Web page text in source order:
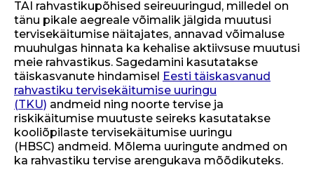
k
TAI rahvastikupõhised seireuuringud, milledel on
tänu pikale aegreale võimalik jälgida muutusi
tervisekäitumise näitajates, annavad võimaluse
muuhulgas hinnata ka kehalise aktiivsuse muutusi
meie rahvastikus. Sagedamini kasutatakse
täiskasvanute hindamisel Eesti täiskasvanud
rahvastiku tervisekäitumise uuringu
(TKU) andmeid ning noorte tervise ja
riskikäitumise muutuste seireks kasutatakse
kooliõpilaste tervisekäitumise uuringu
(HBSC) andmeid. Mõlema uuringute andmed on
ka rahvastiku tervise arengukava mõõdikuteks.